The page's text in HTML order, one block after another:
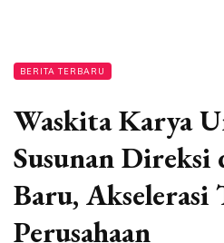
BERITA TERBARU
Waskita Karya
Susunan
Baru, Akselerasi
Perusahaan